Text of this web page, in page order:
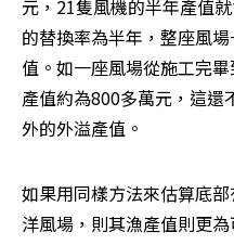
元，21隻風機的半年產值
的替換率為半年，整座風
值。如一座風場從施工完
產值約為800多萬元，這還
外的外溢產值。
如果用同樣方法來估算底
洋風場，則其漁產值則更